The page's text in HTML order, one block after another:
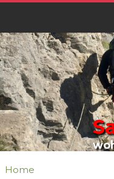
Home